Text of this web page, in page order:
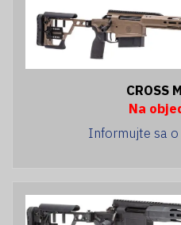
CROSS
Na
Informujte sa